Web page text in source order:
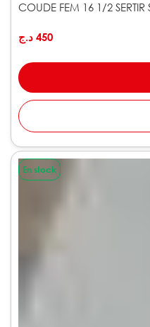
COUDE FEM 16 1/2 SERTIR
450 د.ج
En stock